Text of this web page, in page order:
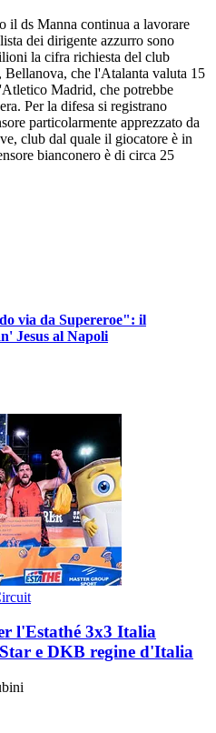
il ds Manna continua a lavorare
dei dirigente azzurro sono
la cifra richiesta del club
che l'Atalanta valuta 15
Madrid, che potrebbe
Per la difesa si registrano
particolarmente apprezzato da
club dal quale il giocatore è in
bianconero è di circa 25
via da Supereroe": il
Jesus al Napoli
l'Estathé 3x3 Italia
e DKB regine d'Italia